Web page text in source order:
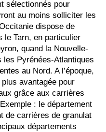
sélectionnés pour
au moins solliciter les
dispose de
le Tarn, en particulier
quand la Nouvelle-
les Pyrénées-Atlantiques
au Nord. A l’époque,
avantagée pour
grâce aux carrières
: le département
de carrières de granulat
départements